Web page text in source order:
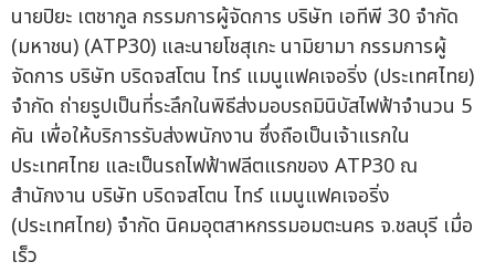
นายปิยะ เตชากูล กรรมการผู้จัดการ บริษัท เอทีพี 30 จำกัด
(มหาชน) (ATP30) และนายโชสุเกะ นามิยามา กรรมการผู้
จัดการ บริษัท บริดจสโตน ไทร์ แมนูแฟคเจอริ่ง (ประเทศไทย)
จำกัด ถ่ายรูปเป็นที่ระลึกในพิธีส่งมอบรถมินิบัสไฟฟ้าจำนวน 5
คัน เพื่อให้บริการรับส่งพนักงาน ซึ่งถือเป็นเจ้าแรกใน
ประเทศไทย และเป็นรถไฟฟ้าฟลีตแรกของ ATP30 ณ
สำนักงาน บริษัท บริดจสโตน ไทร์ แมนูแฟคเจอริ่ง
(ประเทศไทย) จำกัด นิคมอุตสาหกรรมอมตะนคร จ.ชลบุรี เมื่อ
เร็ว